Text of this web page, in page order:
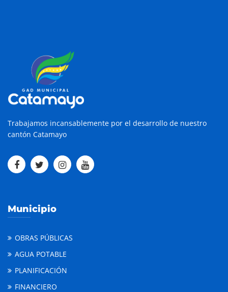
Trabajamos incansablemente por el desarrollo de nuestro
cantón Catamayo
Municipio
OBRAS PÚBLICAS
AGUA POTABLE
PLANIFICACIÓN
FINANCIERO